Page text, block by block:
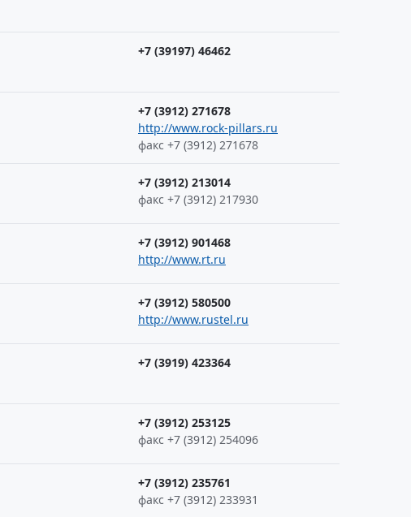
+7 (39197) 46462
+7 (3912) 271678
http://www.rock-pillars.ru
факс +7 (3912) 271678
+7 (3912) 213014
факс +7 (3912) 217930
+7 (3912) 901468
http://www.rt.ru
+7 (3912) 580500
http://www.rustel.ru
+7 (3919) 423364
+7 (3912) 253125
факс +7 (3912) 254096
+7 (3912) 235761
факс +7 (3912) 233931